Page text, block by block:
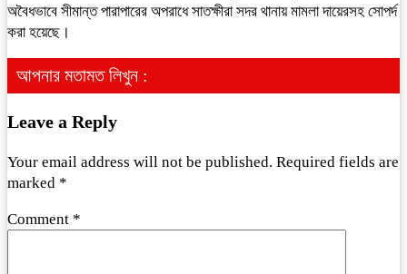
অবৈধভাবে সীমান্ত পারাপারের অপরাধে সাতক্ষীরা সদর থানায় মামলা দায়েরসহ সোপর্দ
করা হয়েছে।
আপনার মতামত লিখুন :
Leave a Reply
Your email address will not be published. Required fields are
marked *
Comment *